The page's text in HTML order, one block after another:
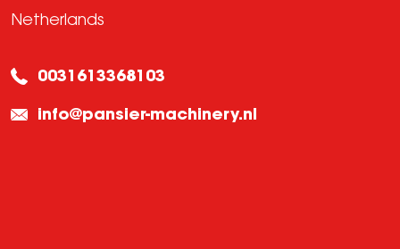
Netherlands
0031613368103
info@pansier-machinery.nl